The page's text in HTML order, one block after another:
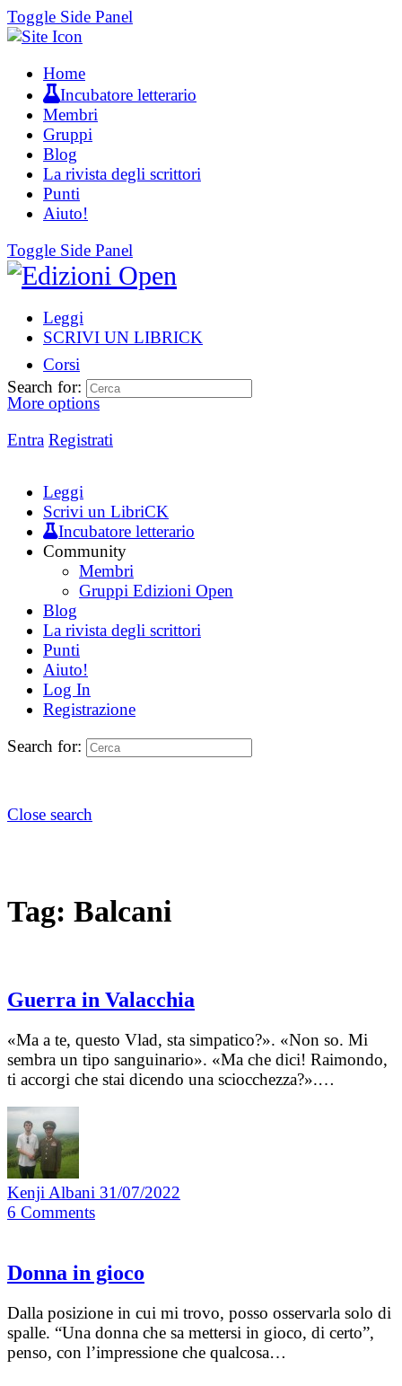
Toggle Side Panel
Home
Incubatore letterario
Membri
Gruppi
Blog
La rivista degli scrittori
Punti
Aiuto!
Toggle Side Panel
Leggi
SCRIVI UN LIBRICK
Corsi
More options
Entra Registrati
Search for:
Leggi
Scrivi un LibriCK
Incubatore letterario
Community
Membri
Gruppi Edizioni Open
Blog
La rivista degli scrittori
Punti
Aiuto!
Log In
Registrazione
Search for:
Close search
Tag: Balcani
Guerra in Valacchia
«Ma a te, questo Vlad, sta simpatico?». «Non so. Mi
sembra un tipo sanguinario». «Ma che dici! Raimondo,
ti accorgi che stai dicendo una sciocchezza?».…
Kenji Albani 31/07/2022
6 Comments
Donna in gioco
Dalla posizione in cui mi trovo, posso osservarla solo di
spalle. “Una donna che sa mettersi in gioco, di certo”,
penso, con l’impressione che qualcosa…